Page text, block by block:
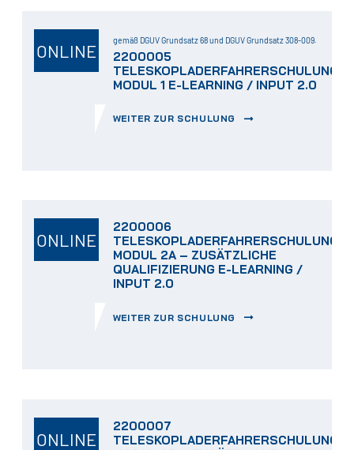
ONLINE
gemäß DGUV Grundsatz 68 und DGUV Grundsatz 308-009.
2200005
TELESKOPLADERFAHRERSCHULUNG
MODUL 1 E-LEARNING / INPUT 2.0
WEITER ZUR SCHULUNG
ONLINE
2200006
TELESKOPLADERFAHRERSCHULUNG
MODUL 2A – ZUSÄTZLICHE
QUALIFIZIERUNG E-LEARNING /
INPUT 2.0
WEITER ZUR SCHULUNG
ONLINE
2200007
TELESKOPLADERFAHRERSCHULUNG